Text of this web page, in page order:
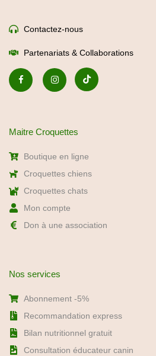
Contactez-nous
Partenariats & Collaborations
Maitre Croquettes
Boutique en ligne
Croquettes chiens
Croquettes chats
Mon compte
Don à une association
Nos services
Abonnement -5%
Recommandation express
Bilan nutritionnel gratuit
Consultation éducateur canin